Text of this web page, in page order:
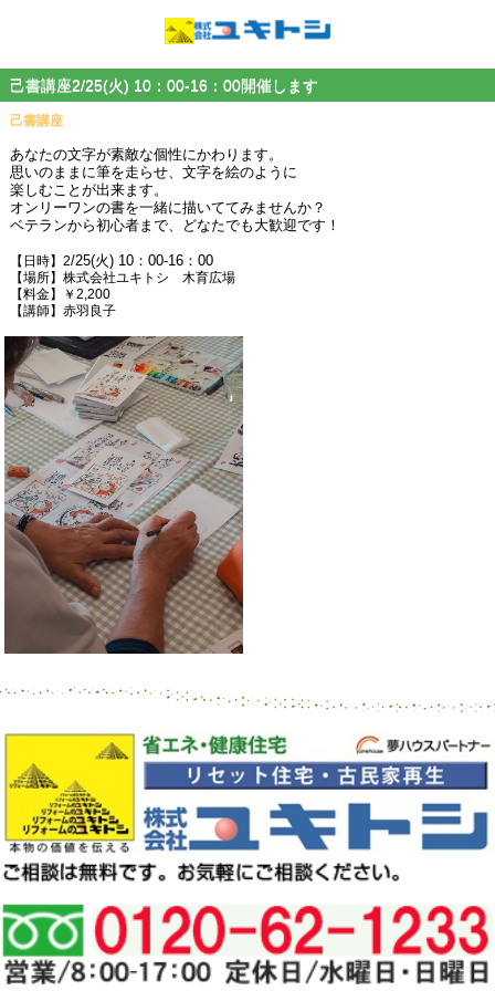
己書講座2/25(火) 10：00-16：00開催します
己書講座
あなたの文字が素敵な個性にかわります。
思いのままに筆を走らせ、文字を絵のように
楽しむことが出来ます。
オンリーワンの書を一緒に描いててみませんか？
ベテランから初心者まで、どなたでも大歓迎です！
【日時】2/25(火) 10：00-16：00
【場所】株式会社ユキトシ 木育広場
【料金】￥2,200
【講師】赤羽良子